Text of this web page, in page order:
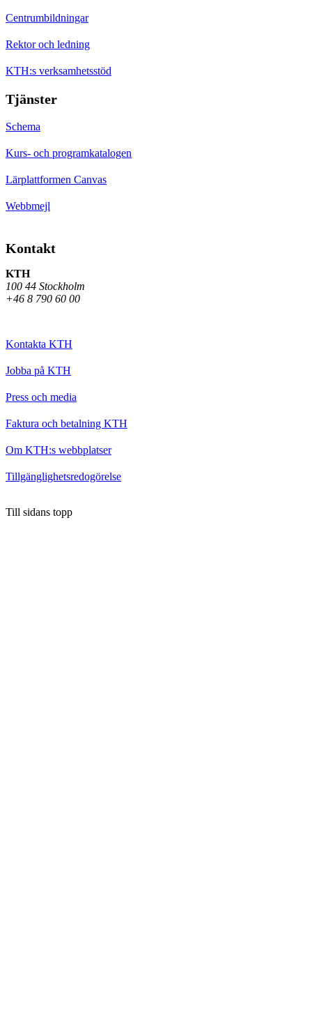
Centrumbildningar
Rektor och ledning
KTH:s verksamhetsstöd
Tjänster
Schema
Kurs- och programkatalogen
Lärplattformen Canvas
Webbmejl
Kontakt
KTH
100 44 Stockholm
+46 8 790 60 00
Kontakta KTH
Jobba på KTH
Press och media
Faktura och betalning KTH
Om KTH:s webbplatser
Tillgänglighetsredogörelse
Till sidans topp